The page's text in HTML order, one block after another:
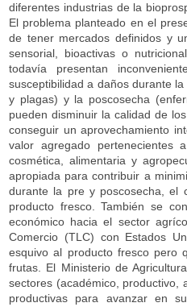
diferentes industrias de la
El problema planteado en el
de tener mercados definidos y
sensorial, bioactivas o
todavía presentan
susceptibilidad a daños durante
y plagas) y la poscosecha
pueden disminuir la calidad de
conseguir un aprovechamiento
valor agregado pertenecientes
cosmética, alimentaria y
apropiada para contribuir a
durante la pre y poscosecha, el
producto fresco. También se
económico hacia el sector
Comercio (TLC) con Estados
esquivo al producto fresco pero
frutas. El Ministerio de
sectores (académico, productivo,
productivas para avanzar en